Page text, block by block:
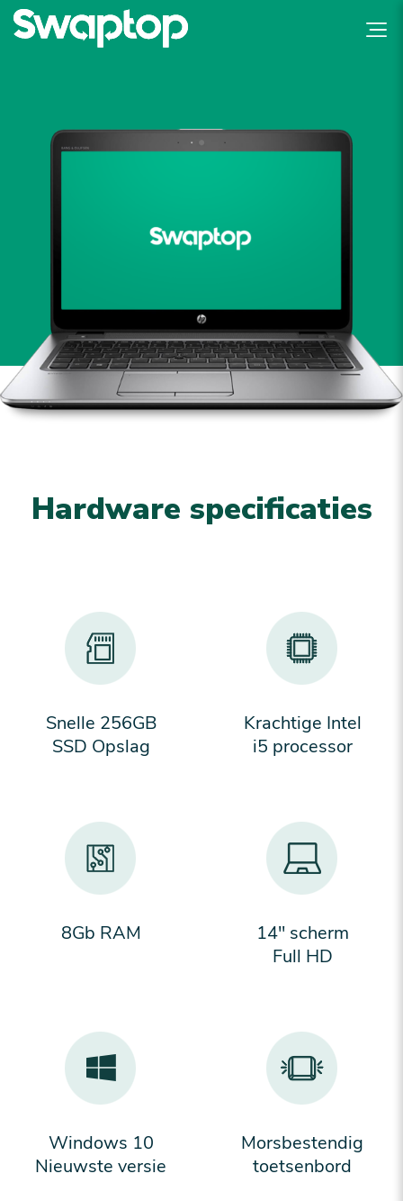
Hardware specificaties
Snelle 256GB
SSD Opslag
Krachtige Intel
i5 processor
8Gb RAM
14'' scherm
Full HD
Windows 10
Nieuwste versie
Morsbestendig
toetsenbord